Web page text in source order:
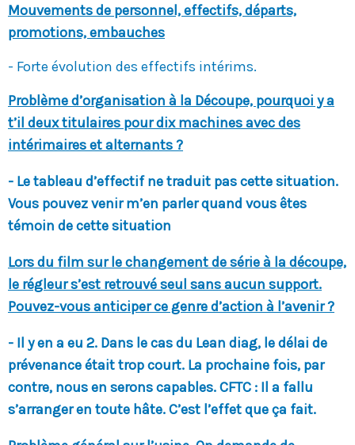
Mouvements de personnel, effectifs, départs,
promotions, embauches
- Forte évolution des effectifs intérims.
Problème d’organisation à la Découpe, pourquoi y a
t’il deux titulaires pour dix machines avec des
intérimaires et alternants ?
- Le tableau d’effectif ne traduit pas cette situation.
Vous pouvez venir m’en parler quand vous êtes
témoin de cette situation
Lors du film sur le changement de série à la découpe,
le régleur s’est retrouvé seul sans aucun support.
Pouvez-vous anticiper ce genre d’action à l’avenir ?
- Il y en a eu 2. Dans le cas du Lean diag, le délai de
prévenance était trop court. La prochaine fois, par
contre, nous en serons capables.CFTC : Il a fallu
s’arranger en toute hâte. C’est l’effet que ça fait.